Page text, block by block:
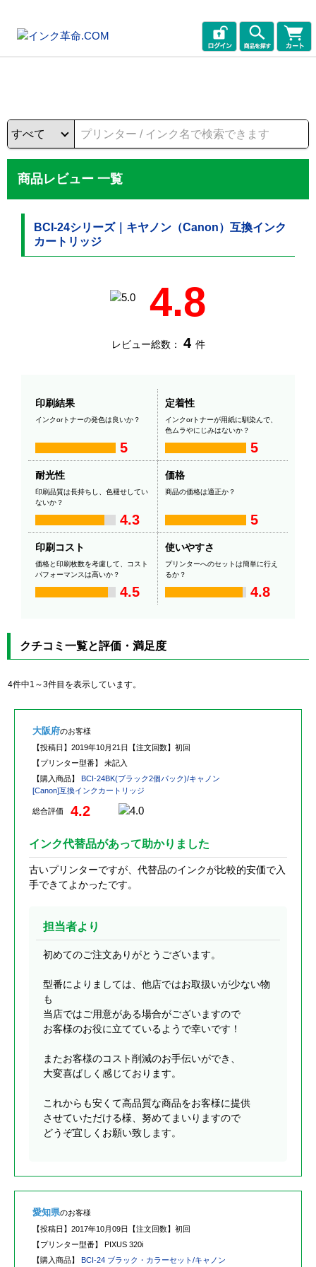
商品レビュー 一覧
BCI-24シリーズ｜キヤノン（Canon）互換インク
カートリッジ
4.8
レビュー総数： 4 件
印刷結果
インクorトナーの発色は良いか？
5
定着性
インクorトナーが用紙に馴染んで、
色ムラやにじみはないか？
5
耐光性
印刷品質は長持ちし、色褪せしてい
ないか？
4.3
価格
商品の価格は適正か？
5
印刷コスト
価格と印刷枚数を考慮して、コスト
パフォーマンスは高いか？
4.5
使いやすさ
プリンターへのセットは簡単に行え
るか？
4.8
クチコミ一覧と評価・満足度
4件中1～3件目を表示しています。
大阪府のお客様
【投稿日】 2019年10月21日 【注文回数】 初回
【プリンター型番】 未記入
【購入商品】 BCI-24BK(ブラック2個パック)/キャノン
[Canon]互換インクカートリッジ
総合評価 4.2
インク代替品があって助かりました
古いプリンターですが、代替品のインクが比較的安価で入
手できてよかったです。
担当者より
初めてのご注文ありがとうございます。
型番によりましては、他店ではお取扱いが少ない物
も
当店ではご用意がある場合がございますので
お客様のお役に立てているようで幸いです！
またお客様のコスト削減のお手伝いができ、
大変喜ばしく感じております。
これからも安くて高品質な商品をお客様に提供
させていただける様、努めてまいりますので
どうぞ宜しくお願い致します。
愛知県のお客様
【投稿日】 2017年10月09日 【注文回数】 初回
【プリンター型番】 PIXUS 320i
【購入商品】 BCI-24 ブラック・カラーセット/キャノン